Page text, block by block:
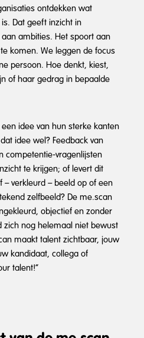
ontdekken wat
Dat geeft inzicht in
ambities. Het spoort aan
komen. We leggen de focus
persoon. Hoe denkt, kiest,
of haar gedrag in bepaalde
idee van hun sterke kanten
idee wel? Feedback van
competentie-vragenlijsten
te krijgen; of levert dit
verkleurd – beeld op of een
zelfbeeld? De me.scan
objectief en zonder
zich nog helemaal niet bewust
maakt talent zichtbaar, jouw
kandidaat, collega of
talent!”